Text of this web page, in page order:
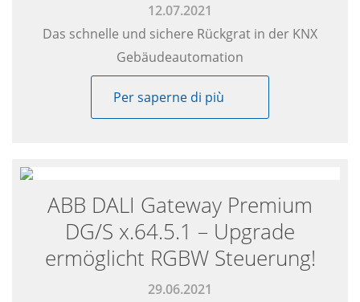
12.07.2021
Das schnelle und sichere Rückgrat in der KNX
Gebäudeautomation
Per saperne di più
ABB DALI Gateway Premium
DG/S x.64.5.1 – Upgrade
ermöglicht RGBW Steuerung!
29.06.2021